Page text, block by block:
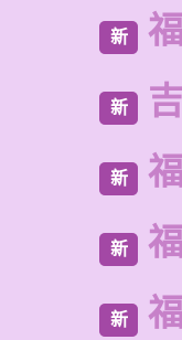
新
新
新
新
新